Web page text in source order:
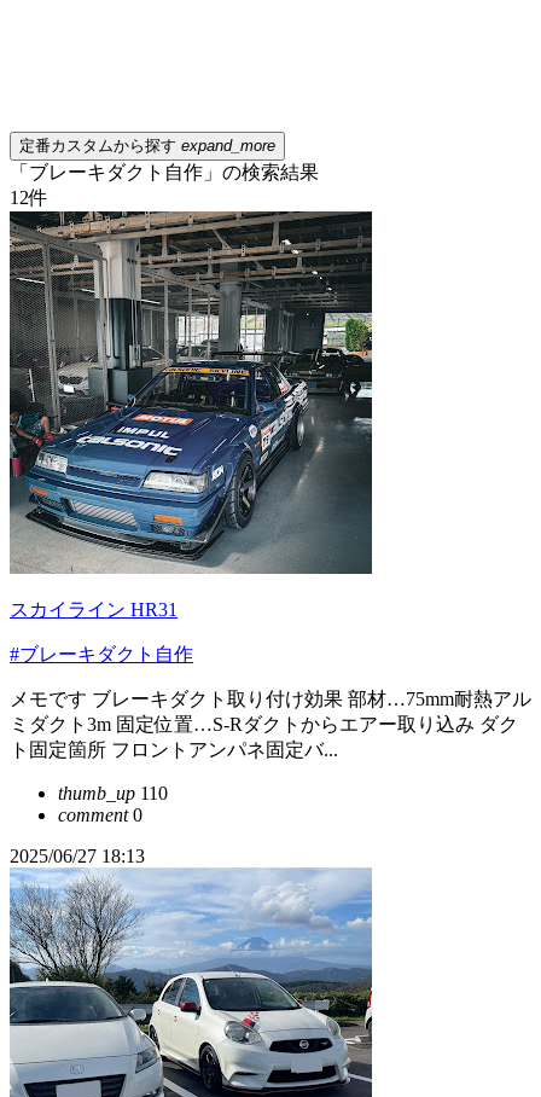
定番カスタムから探す expand_more
「ブレーキダクト自作」の検索結果
12件
スカイライン HR31
#ブレーキダクト自作
メモです ブレーキダクト取り付け効果 部材…75mm耐熱アル
ミダクト3m 固定位置…S-Rダクトからエアー取り込み ダク
ト固定箇所 フロントアンパネ固定バ...
thumb_up 110
comment0
2025/06/27 18:13